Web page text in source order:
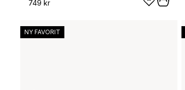
749 kr
NY FAVORIT